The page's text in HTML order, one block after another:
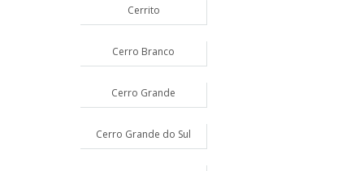
Cerrito
Cerro Branco
Cerro Grande
Cerro Grande do Sul